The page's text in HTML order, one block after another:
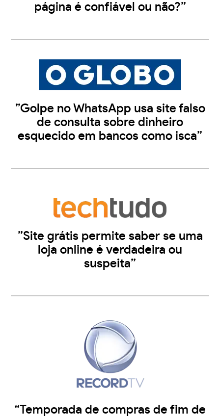
página é confiável ou não?”
”Golpe no WhatsApp usa site falso
de consulta sobre dinheiro
esquecido em bancos como isca”
”Site grátis permite saber se uma
loja online é verdadeira ou
suspeita”
“Temporada de compras de fim de